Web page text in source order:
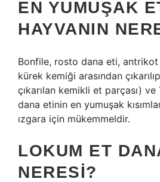
EN YUMUŞAK
HAYVANIN
Bonfile, rosto dana eti, antrikot
kürek kemiği arasından
çıkarılan kemikli et parçası)
dana etinin en yumuşak
ızgara için mükemmeldir.
LOKUM ET
NERESI?